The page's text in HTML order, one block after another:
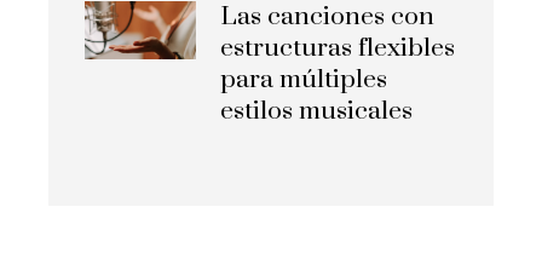
Las canciones con
estructuras flexibles
para múltiples
estilos musicales